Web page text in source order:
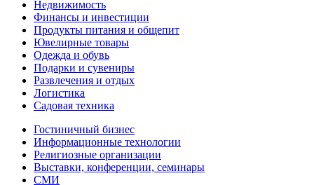
Недвижимость
Финансы и инвестиции
Продукты питания и общепит
Ювелирные товары
Одежда и обувь
Подарки и сувениры
Развлечения и отдых
Логистика
Садовая техника
Гостиничный бизнес
Информационные технологии
Религиозные организации
Выставки, конференции, семинары
СМИ